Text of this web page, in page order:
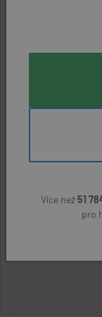
Nahlásit
Více než51
pro